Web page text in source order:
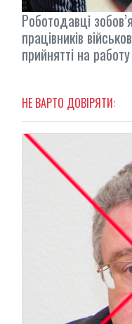
Роботодавці
працівників
прийнятті на работу
НЕ ВАРТО ДОВІРЯТИ: